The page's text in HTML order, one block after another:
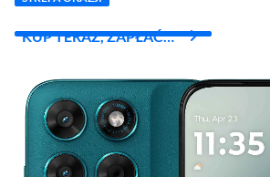
KUP TERAZ, ZAPŁAĆ